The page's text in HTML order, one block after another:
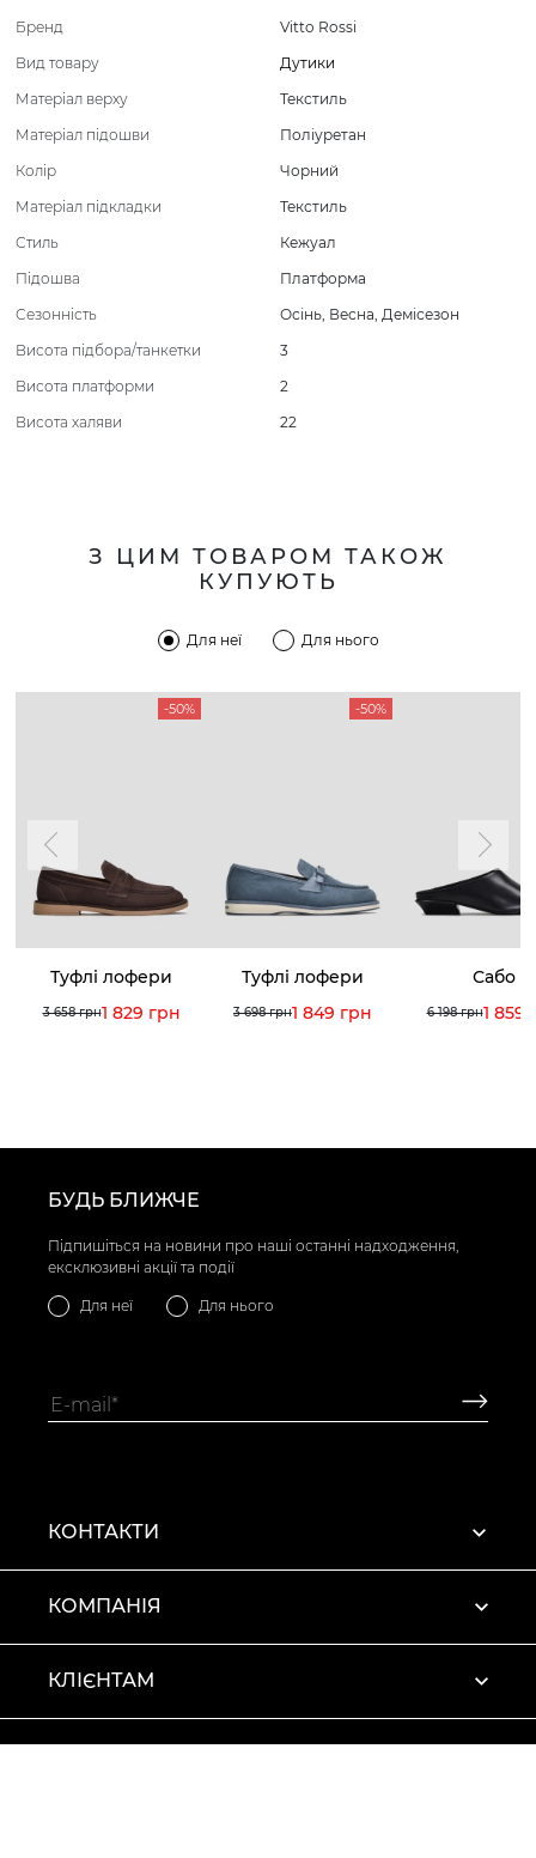
Бренд
Vitto Rossi
Вид товару
Дутики
Матеріал верху
Текстиль
Матеріал підошви
Поліуретан
Колір
Чорний
Матеріал підкладки
Текстиль
Стиль
Кежуал
Підошва
Платформа
Сезонність
Осінь, Весна, Демісезон
Висота підбора/танкетки
3
Висота платформи
2
Висота халяви
22
З ЦИМ ТОВАРОМ ТАКОЖ
КУПУЮТЬ
Для неї Для нього
-50%
Туфлі лофери
3 658 грн1 829 грн
-50%
Туфлі лофери
3 698 грн1 849 грн
Сабо
6 198 грн1 859
БУДЬ БЛИЖЧЕ
Підпишіться на новини про наші останні надходження,
ексклюзивні акції та події
Для неї Для нього
КОНТАКТИ
КОМПАНІЯ
КЛІЄНТАМ